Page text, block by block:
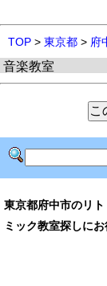
TOP > 東京都 > 府
東京都府中市のリ
ミック教室探しに